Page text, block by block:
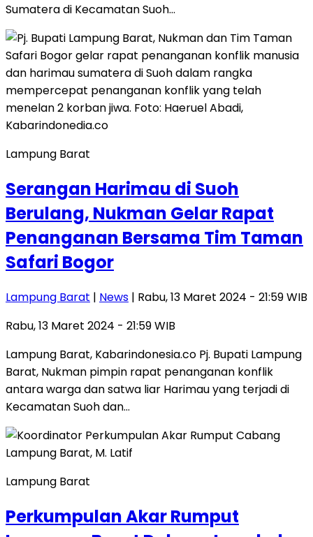
Sumatera di Kecamatan Suoh…
Lampung Barat
Serangan Harimau di Suoh
Berulang, Nukman Gelar Rapat
Penanganan Bersama Tim Taman
Safari Bogor
Lampung Barat | News | Rabu, 13 Maret 2024 - 21:59 WIB
Rabu, 13 Maret 2024 - 21:59 WIB
Lampung Barat, Kabarindonesia.co Pj. Bupati Lampung
Barat, Nukman pimpin rapat penanganan konflik
antara warga dan satwa liar Harimau yang terjadi di
Kecamatan Suoh dan…
Lampung Barat
Perkumpulan Akar Rumput